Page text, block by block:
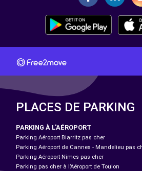
PLACES DE PARKING
PARKING À L'AÉROPORT
Parking Aéroport Biarritz pas cher
Parking Aéroport de Cannes - Mandelieu pas
Parking Aéroport Nîmes pas cher
Parking pas cher à l’Aéroport de Toulon